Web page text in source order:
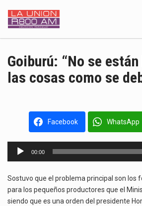
Goiburú: “No se
las cosas como se
Facebook WhatsApp
Reproductor
00:00
Sostuvo que el problema principal son los
para los pequeños productores que el
siendo que es una orden del presidente